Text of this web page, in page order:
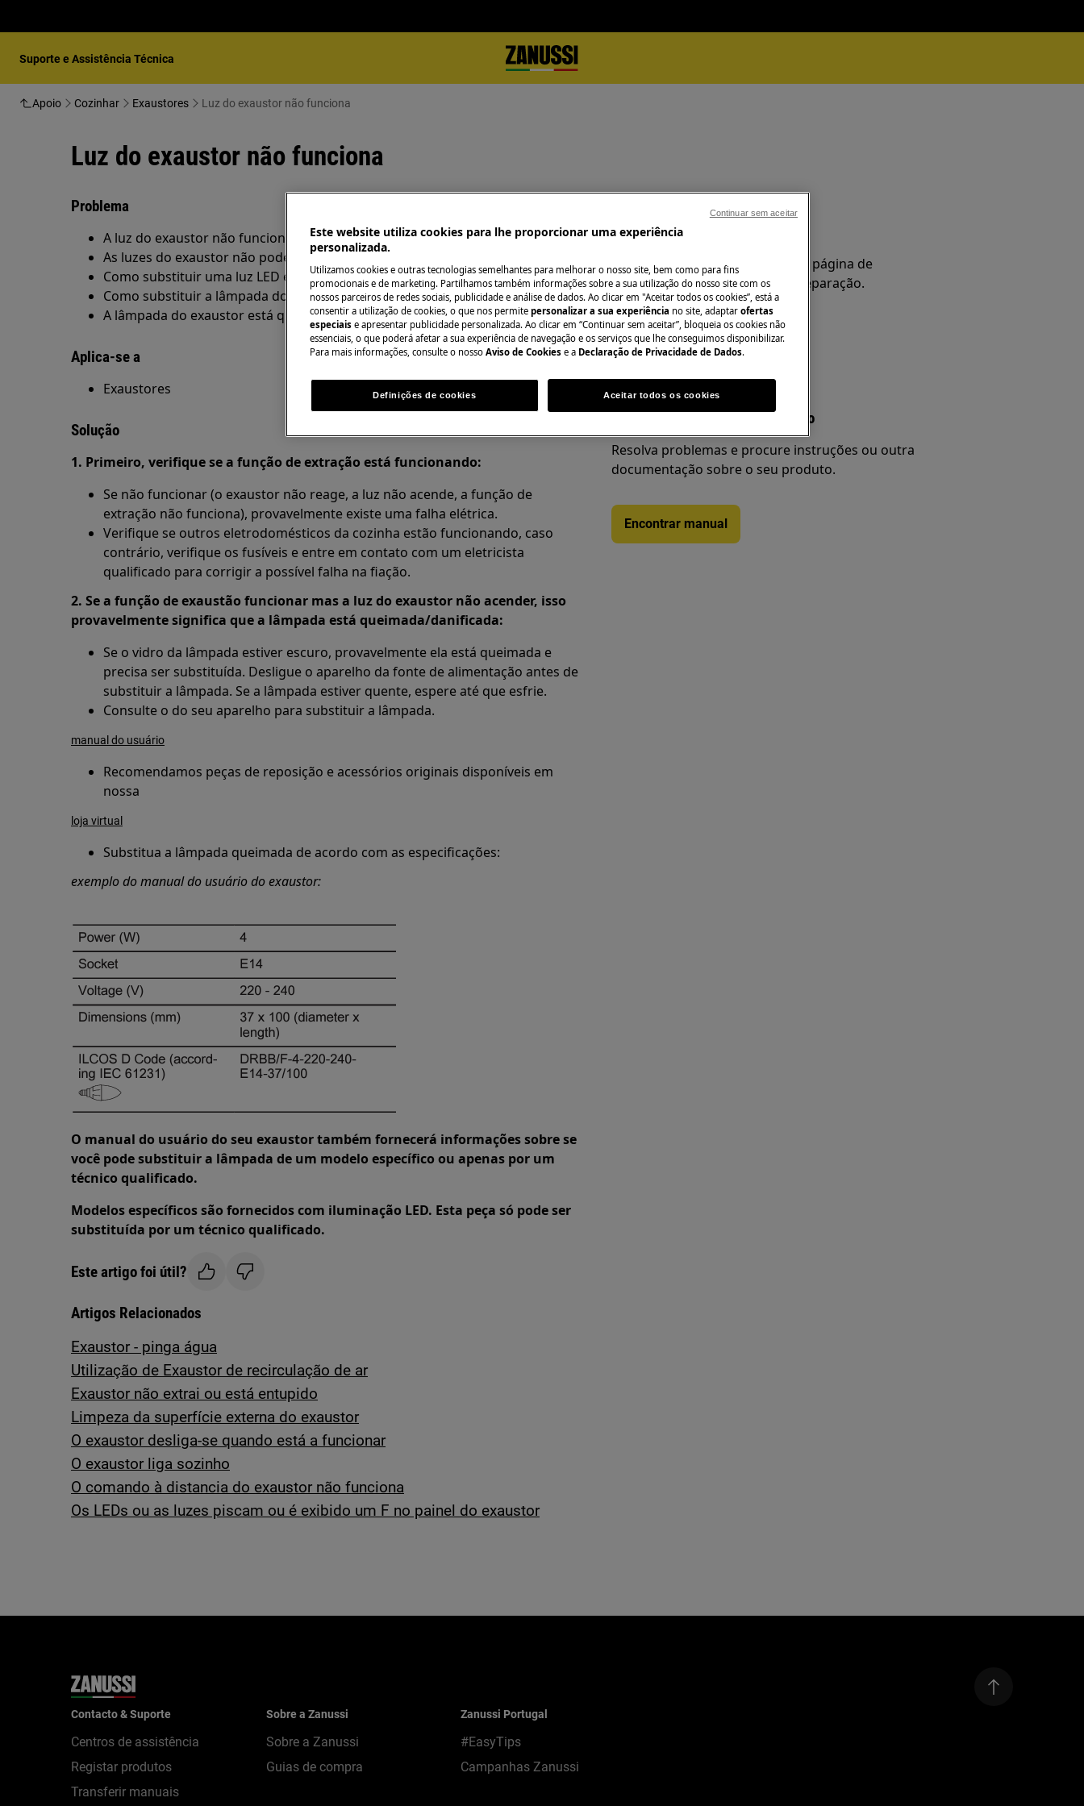
Suporte e Assistência Técnica
Apoio Cozinhar Exaustores Luz do exaustor não funciona
Luz do exaustor não funciona
Problema
A luz do exaustor não funciona
As luzes do exaustor não podem ser acesas
Como substituir uma luz LED em um exaustor?
Como substituir a lâmpada do exaustor?
A lâmpada do exaustor está queimada
Aplica-se a
Exaustores
Solução
1. Primeiro, verifique se a função de extração está funcionando:
Se não funcionar (o exaustor não reage, a luz não acende, a função de
extração não funciona), provavelmente existe uma falha elétrica.
Verifique se outros eletrodomésticos da cozinha estão funcionando, caso
contrário, verifique os fusíveis e entre em contato com um eletricista
qualificado para corrigir a possível falha na fiação.
2. Se a função de exaustão funcionar mas a luz do exaustor não acender, isso
provavelmente significa que a lâmpada está queimada/danificada:
Se o vidro da lâmpada estiver escuro, provavelmente ela está queimada e
precisa ser substituída. Desligue o aparelho da fonte de alimentação antes de
substituir a lâmpada. Se a lâmpada estiver quente, espere até que esfrie.
Consulte o do seu aparelho para substituir a lâmpada.
manual do usuário
Recomendamos peças de reposição e acessórios originais disponíveis em
nossa
loja virtual
Substitua a lâmpada queimada de acordo com as especificações:
exemplo do manual do usuário do exaustor:
O manual do usuário do seu exaustor também fornecerá informações sobre se
você pode substituir a lâmpada de um modelo específico ou apenas por um
técnico qualificado.
Modelos específicos são fornecidos com iluminação LED. Esta peça só pode ser
substituída por um técnico qualificado.
Este artigo foi útil?
Artigos Relacionados
Exaustor - pinga água
Utilização de Exaustor de recirculação de ar
Exaustor não extrai ou está entupido
Limpeza da superfície externa do exaustor
O exaustor desliga-se quando está a funcionar
O exaustor liga sozinho
O comando à distancia do exaustor não funciona
Os LEDs ou as luzes piscam ou é exibido um F no painel do exaustor
Precisa de assistência
Não se preocupe. Aceda à nossa página de
assistência técnica e reserve a reparação.
Marcar serviço
Encontre o seu manual do produto
Resolva problemas e procure instruções ou outra
documentação sobre o seu produto.
Encontrar manual
Contacto & Suporte
Centros de assistência
Registar produtos
Transferir manuais
Sobre a Zanussi
Sobre a Zanussi
Guias de compra
Zanussi Portugal
#EasyTips
Campanhas Zanussi
Este website utiliza cookies para lhe proporcionar uma experiência
personalizada.
Utilizamos cookies e outras tecnologias semelhantes para melhorar o nosso site, bem como para fins
promocionais e de marketing. Partilhamos também informações sobre a sua utilização do nosso site com os
nossos parceiros de redes sociais, publicidade e análise de dados. Ao clicar em "Aceitar todos os cookies”, está a
consentir a utilização de cookies, o que nos permite personalizar a sua experiência no site, adaptar ofertas
especiais e apresentar publicidade personalizada. Ao clicar em “Continuar sem aceitar”, bloqueia os cookies não
essenciais, o que poderá afetar a sua experiência de navegação e os serviços que lhe conseguimos disponibilizar.
Para mais informações, consulte o nosso Aviso de Cookies e a Declaração de Privacidade de Dados.
Definições de cookies Aceitar todos os cookies
Continuar sem aceitar